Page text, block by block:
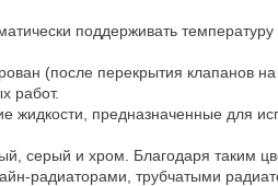
поддерживать температуру
(после перекрытия клапанов
работ.
жидкости, предназначенные для
серый и хром. Благодаря таким
радиаторами, трубчатыми